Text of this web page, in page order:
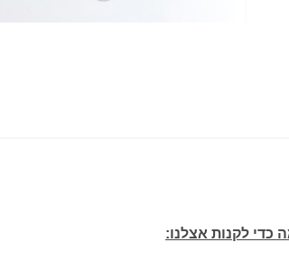
כדי לקנות אצלנו: